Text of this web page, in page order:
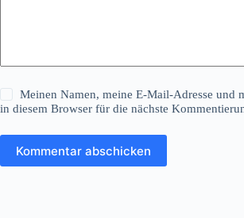
Meinen Namen, meine E-Mail-Adresse und
in diesem Browser für die nächste
Kommentar abschicken